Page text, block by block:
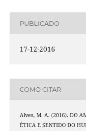
PUBLICADO
17-12-2016
COMO CITAR
Alves, M. A. (2016). DO
ÉTICA E SENTIDO DO